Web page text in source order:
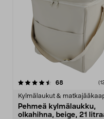
68arvostelut
Kylmälaukut &
Pehmeä kylmälaukku,
olkahihna, beige, 21
5.0viidestä